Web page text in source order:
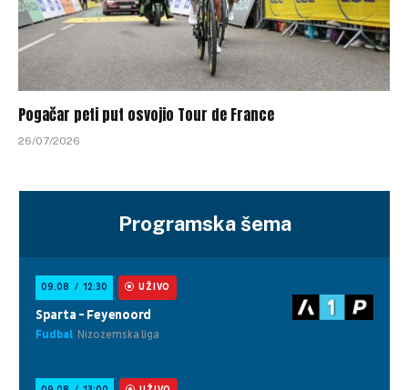
Pogačar peti put osvojio Tour de France
26/07/2026
Programska šema